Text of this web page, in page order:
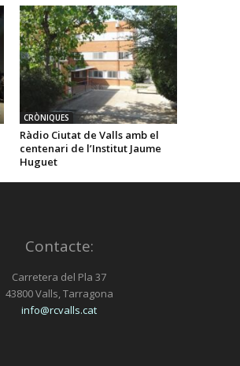
CRÒNIQUES
Ràdio Ciutat de Valls amb el
centenari de l’Institut Jaume
Huguet
Contacte:
Carretera del Pla 37
43800 Valls, Tarragona
info@rcvalls.cat